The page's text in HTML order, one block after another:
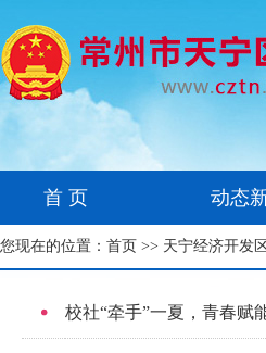
首 页 动态
您现在的位置： 首页 >> 天宁经济开发区
校社“牵手”一夏，青春赋